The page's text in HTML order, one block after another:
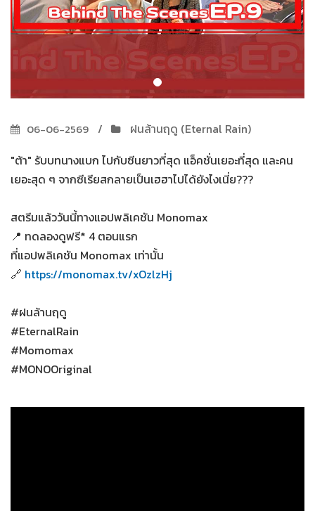
06-06-2569
ฝนล้านฤดู (Eternal Rain)
"ต้า" รับบทนางแบก ไปกับซีนยาวที่สุด แอ็คชั่นเยอะที่สุด และคน
เยอะสุด ๆ จากซีเรียสกลายเป็นเฮฮาไปได้ยังไงเนี่ย???
สตรีมแล้ววันนี้ทางแอปพลิเคชัน Monomax
📍 ทดลองดูฟรี* 4 ตอนแรก
ที่แอปพลิเคชัน Monomax เท่านั้น
🔗 https://monomax.tv/xOzlzHj
#ฝนล้านฤดู
#EternalRain
#Momomax
#MONOOriginal